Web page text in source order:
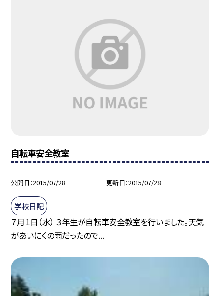
自転車安全教室
公開日 2015/07/28 更新日 2015/07/28
学校日記
７月１日（水） ３年生が自転車安全教室を行いました。天気
があいにくの雨だったので...